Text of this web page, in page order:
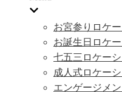
お宮参りロケ
お誕生日ロケ
七五三ロケー
成人式ロケー
エンゲージメ